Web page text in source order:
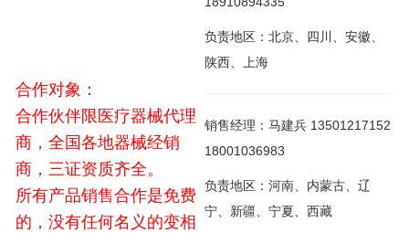
合作对象：
合作伙伴限医疗器械代理
商，全国各地器械经销
商，三证资质齐全。
所有产品销售合作是免费
的，没有任何名义的变相
负责地区：北京、四川、安徽、
陕西、上海
销售经理：马建兵 13501217152
18001036983
负责地区：河南、内蒙古、辽
宁、新疆、宁夏、西藏